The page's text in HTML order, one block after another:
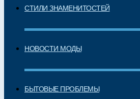
СТИЛИ ЗНАМЕНИТОСТЕЙ
НОВОСТИ МОДЫ
БЫТОВЫЕ ПРОБЛЕМЫ